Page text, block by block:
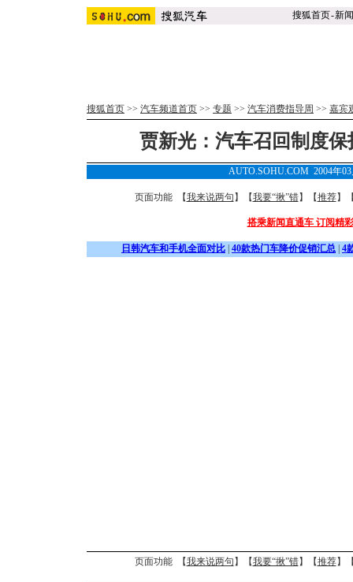
搜狐首页-新闻
搜狐首页 >> 汽车频道首页 >> 专题 >> 汽车消费指导周 >> 嘉宾
贾新光：汽车召回制度
AUTO.SOHU.COM 2004年
页面功能 【我来说两句 】【我要“揪”错】【推荐】
搭乘新闻直通车 订阅精
日韩汽车和手机全面对比 40款热门车降价促销汇总 4
页面功能 【我来说两句 】【我要“揪”错】【推荐】